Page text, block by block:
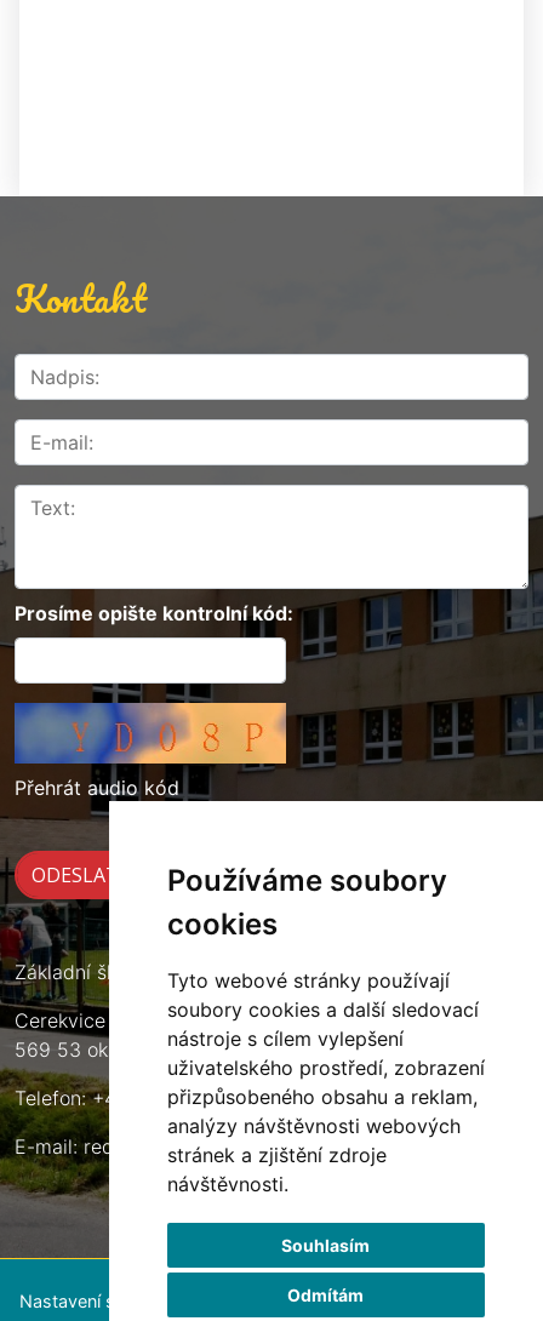
Používáme soubory
cookies
Tyto webové stránky používají
soubory cookies a další sledovací
nástroje s cílem vylepšení
uživatelského prostředí, zobrazení
přizpůsobeného obsahu a reklam,
analýzy návštěvnosti webových
stránek a zjištění zdroje
návštěvnosti.
Souhlasím
Odmítám
Kontakt
Prosíme opište kontrolní kód:
Přehrát audio kód
Základní škola Cerekvice nad Loučnou
Cerekvice nad Loučnou 135
569 53 okres Svitavy
Telefon: +420 461 633 140
E-mail:reditel@zscerekvice.cz
Nastavení souborů cookie